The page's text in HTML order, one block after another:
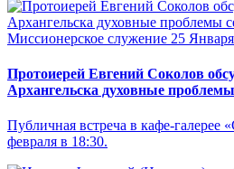
Миссионерское служение 25
Протоиерей Евгений Соколов
Архангельска духовные
Публичная встреча в кафе-галерее
февраля в 18:30.